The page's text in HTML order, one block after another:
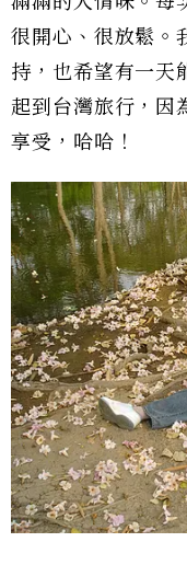
很開心、很放鬆。
持，也希望有一天
起到台灣旅行，因
享受，哈哈！